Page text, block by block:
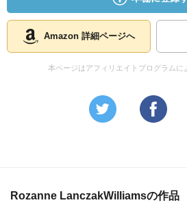
Amazon 詳細ページへ
本ページはアフィリエイトプログラムに
Rozanne LanczakWilliamsの作品